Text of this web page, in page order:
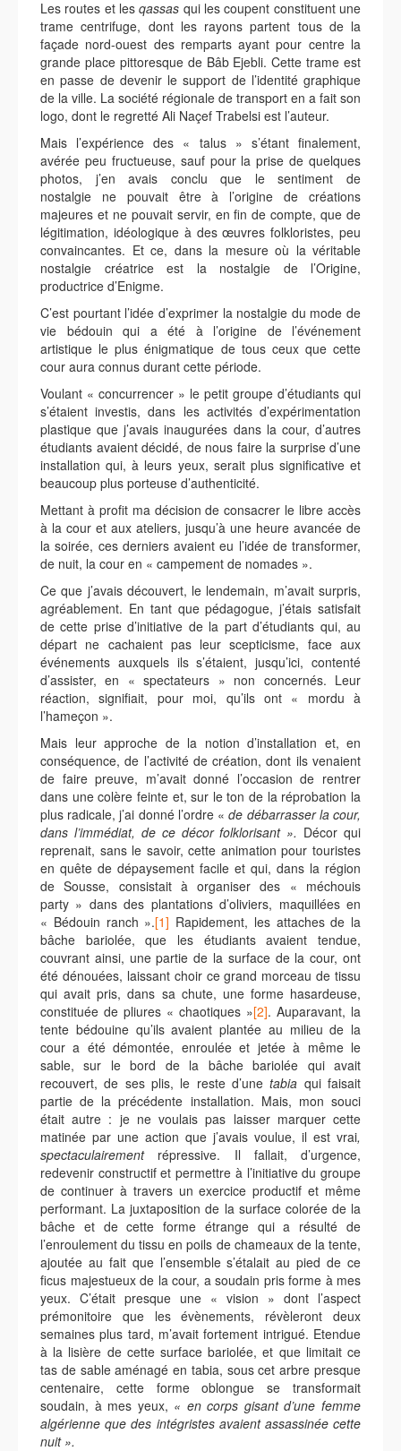
Les routes et lesqassas qui les coupent constituent une
trame centrifuge, dont les rayons partent tous de la
façade nord-ouest des remparts ayant pour centre la
grande place pittoresque de Bâb Ejebli. Cette trame est
en passe de devenir le support de l’identité graphique
de la ville. La société régionale de transport en a fait son
logo, dont le regretté Ali Naçef Trabelsi est l’auteur.
Mais l’expérience des « talus » s’étant finalement,
avérée peu fructueuse, sauf pour la prise de quelques
photos, j’en avais conclu que le sentiment de
nostalgie ne pouvait être à l’origine de créations
majeures et ne pouvait servir, en fin de compte, que de
légitimation, idéologique à des œuvres folkloristes, peu
convaincantes. Et ce, dans la mesure où la véritable
nostalgie créatrice est la nostalgie de l’Origine,
productrice d’Enigme.
C’est pourtant l’idée d’exprimer la nostalgie du mode de
vie bédouin qui a été à l’origine de l’événement
artistique le plus énigmatique de tous ceux que cette
cour aura connus durant cette période.
Voulant « concurrencer » le petit groupe d’étudiants qui
s’étaient investis, dans les activités d’expérimentation
plastique que j’avais inaugurées dans la cour, d’autres
étudiants avaient décidé, de nous faire la surprise d’une
installation qui, à leurs yeux, serait plus significative et
beaucoup plus porteuse d’authenticité.
Mettant à profit ma décision de consacrer le libre accès
à la cour et aux ateliers, jusqu’à une heure avancée de
la soirée, ces derniers avaient eu l’idée de transformer,
de nuit, la cour en « campement de nomades ».
Ce que j’avais découvert, le lendemain, m’avait surpris,
agréablement. En tant que pédagogue, j’étais satisfait
de cette prise d’initiative de la part d’étudiants qui, au
départ ne cachaient pas leur scepticisme, face aux
événements auxquels ils s’étaient, jusqu’ici, contenté
d’assister, en « spectateurs » non concernés. Leur
réaction, signifiait, pour moi, qu’ils ont « mordu à
l’hameçon ».
Mais leur approche de la notion d’installation et, en
conséquence, de l’activité de création, dont ils venaient
de faire preuve, m’avait donné l’occasion de rentrer
dans une colère feinte et, sur le ton de la réprobation la
plus radicale, j’ai donné l’ordre «de débarrasser la cour,
dans l’immédiat, de ce décor folklorisant ». Décor qui
reprenait, sans le savoir, cette animation pour touristes
en quête de dépaysement facile et qui, dans la région
de Sousse, consistait à organiser des « méchouis
party » dans des plantations d’oliviers, maquillées en
« Bédouin ranch ».[1] Rapidement, les attaches de la
bâche bariolée, que les étudiants avaient tendue,
couvrant ainsi, une partie de la surface de la cour, ont
été dénouées, laissant choir ce grand morceau de tissu
qui avait pris, dans sa chute, une forme hasardeuse,
constituée de pliures « chaotiques »[2]. Auparavant, la
tente bédouine qu’ils avaient plantée au milieu de la
cour a été démontée, enroulée et jetée à même le
sable, sur le bord de la bâche bariolée qui avait
recouvert, de ses plis, le reste d’unetabia qui faisait
partie de la précédente installation. Mais, mon souci
était autre : je ne voulais pas laisser marquer cette
matinée par une action que j’avais voulue, il est vrai,
spectaculairementrépressive. Il fallait, d’urgence,
redevenir constructif et permettre à l’initiative du groupe
de continuer à travers un exercice productif et même
performant. La juxtaposition de la surface colorée de la
bâche et de cette forme étrange qui a résulté de
l’enroulement du tissu en poils de chameaux de la tente,
ajoutée au fait que l’ensemble s’étalait au pied de ce
ficus majestueux de la cour, a soudain pris forme à mes
yeux. C’était presque une « vision » dont l’aspect
prémonitoire que les évènements, révèleront deux
semaines plus tard, m’avait fortement intrigué. Etendue
à la lisière de cette surface bariolée, et que limitait ce
tas de sable aménagé en tabia, sous cet arbre presque
centenaire, cette forme oblongue se transformait
soudain, à mes yeux, « en corps gisant d’une femme
algérienne que des intégristes avaient assassinée cette
nuit ».